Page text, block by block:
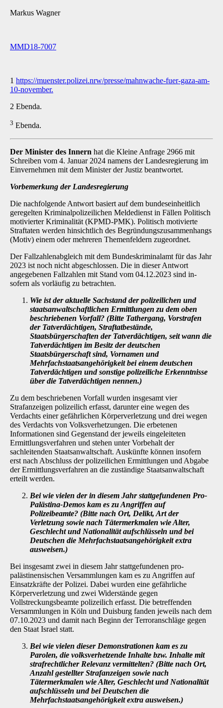
Markus Wagner
MMD18-7007
1 https://muenster.polizei.nrw/presse/mahnwache-fuer-gaza-am-
10-november.
2 Ebenda.
3 Ebenda.
Der Minister des Innern hat die Kleine Anfrage 2966 mit
Schreiben vom 4. Januar 2024 namens der Landesregierung im
Einvernehmen mit dem Minister der Justiz beantwortet.
Vorbemerkung der Landesregierung
Die nachfolgende Antwort basiert auf dem bundeseinheitlich
geregelten Kriminalpolizeilichen Meldedienst in Fällen Politisch
motivierter Kriminalität (KPMD-PMK). Politisch motivierte
Straf­taten werden hinsichtlich des Begründungszusammenhangs
(Motiv) einem oder mehreren Themenfeldern zugeordnet.
Der Fallzahlenabgleich mit dem Bundeskriminalamt für das Jahr
2023 ist noch nicht abge­schlossen. Die in dieser Antwort
angegebenen Fallzahlen mit Stand vom 04.12.2023 sind in­
sofern als vorläufig zu betrachten.
Wie ist der aktuelle Sachstand der polizeilichen und
staatsanwaltschaftlichen Er­mittlungen zu dem oben
beschriebenen Vorfall? (Bitte Tathergang, Vorstrafen
der Tatverdächtigen, Straftatbestände,
Staatsbürgerschaften der Tatverdächtigen, seit wann die
Tatverdächtigen im Besitz der deutschen
Staatsbürgerschaft sind, Vornamen und
Mehrfachstaatsangehörigkeit bei einem deutschen
Tatverdächti­gen und sonstige polizeiliche Erkenntnisse
über die Tatverdächtigen nennen.)
Zu dem beschriebenen Vorfall wurden insgesamt vier
Strafanzeigen polizeilich erfasst, darun­ter eine wegen des
Verdachts einer gefährlichen Körperverletzung und drei wegen
des Ver­dachts von Volksverhetzungen. Die erbetenen
Informationen sind Gegenstand der jeweils ein­geleiteten
Ermittlungsverfahren und stehen unter Vorbehalt der
sachleitenden Staatsanwalt­schaft. Auskünfte können insofern
erst nach Abschluss der polizeilichen Ermittlungen und Ab­gabe
der Ermittlungsverfahren an die zuständige Staatsanwaltschaft
erteilt werden.
Bei wie vielen der in diesem Jahr stattgefundenen Pro-
Palästina-Demos kam es zu Angriffen auf
Polizeibeamte? (Bitte nach Ort, Delikt, Art der
Verletzung sowie nach Tätermerkmalen wie Alter,
Geschlecht und Nationalität aufschlüsseln und bei
Deutschen die Mehrfachstaatsangehörigkeit extra
ausweisen.)
Bei insgesamt zwei in diesem Jahr stattgefundenen pro-
palästinensischen Versammlungen kam es zu Angriffen auf
Einsatzkräfte der Polizei. Dabei wurden eine gefährliche
Körperver­letzung und zwei Widerstände gegen
Vollstreckungsbeamte polizeilich erfasst. Die betreffen­den
Versammlungen in Köln und Duisburg fanden jeweils nach dem
07.10.2023 und damit nach Beginn der Terroranschläge gegen
den Staat Israel statt.
Bei wie vielen dieser Demonstrationen kam es zu
Parolen, die volksverhetzende Inhalte bzw. Inhalte mit
strafrechtlicher Relevanz vermittelten? (Bitte nach Ort,
An­zahl gestellter Strafanzeigen sowie nach
Tätermerkmalen wie Alter, Geschlecht und Nationalität
aufschlüsseln und bei Deutschen die
Mehrfachstaatsangehörig­keit extra ausweisen.)